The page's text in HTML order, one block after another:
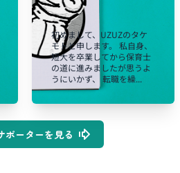
初めまして、UZUZのタケ
モトと申します。 私自身、
短大を卒業してから保育士
の道に進みましたが思うよ
うにいかず、 転職を繰...
ポーターを見る